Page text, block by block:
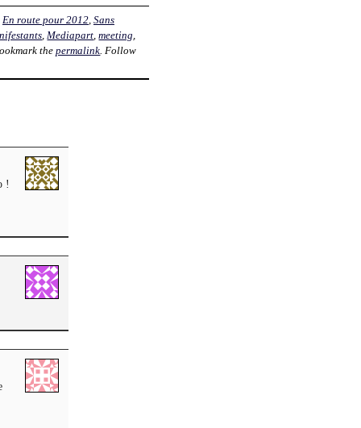
En route pour 2012, Sans
Mediapart ,meeting
thepermalink . Follow
!